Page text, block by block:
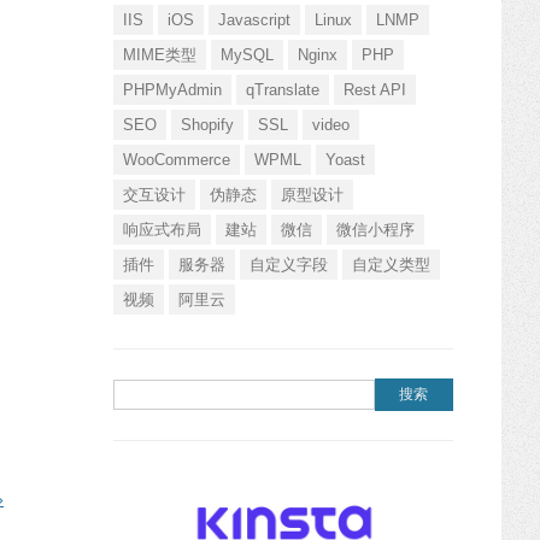
IIS iOS Javascript Linux
LNMP
MIME类型
MySQL Nginx
PHP
PHPMyAdmin
qTranslate
Rest API
SEO
Shopify SSL
video
WooCommerce
WPML
Yoast
交互设计
伪静态
原型设计
响应式布局
建站 微信
微信小程序
插件
服务器 自定义字段
自定义类型
视频
阿里云